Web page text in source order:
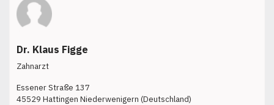
Dr. Klaus Figge
Zahnarzt
Essener Straße 137
45529 Hattingen Niederwenigern (Deutschland)